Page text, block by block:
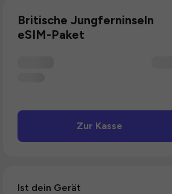
Britische Jungferninseln
eSIM-Paket
Zur Kasse
Ist dein Gerät